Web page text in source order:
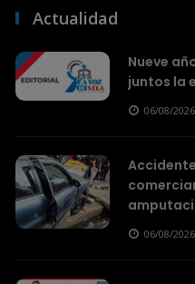
Actualidad
Nueve
juntos la
06/08/2026
06/08/2026